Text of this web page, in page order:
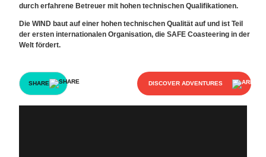
durch erfahrene Betreuer mit hohen technischen Qualifikationen.
Die WIND baut auf einer hohen technischen Qualität auf und ist Teil
der ersten internationalen Organisation, die SAFE Coasteering in der
Welt fördert.
DISCOVER ADVENTURES
SHARE